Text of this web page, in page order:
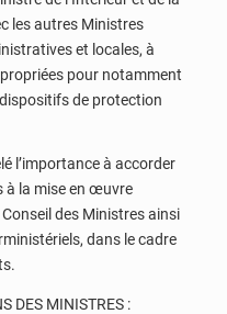
les autres Ministres
et locales, à
pour notamment
de protection
l’importance à accorder
à la mise en œuvre
des Ministres ainsi
dans le cadre
DES MINISTRES :